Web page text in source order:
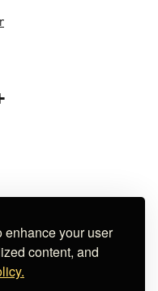
enhance your user
content, and